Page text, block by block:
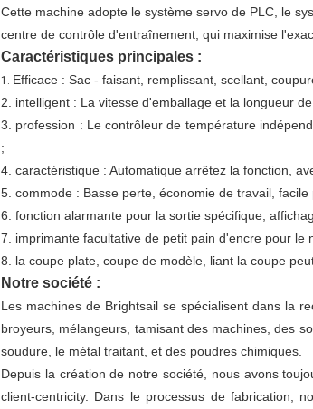
Cette machine adopte le système servo de PLC, le
centre de contrôle d'entraînement, qui maximise
Caractéristiques principales :
1. Efficace : Sac - faisant, remplissant, scellant,
2. intelligent : La vitesse d'emballage et la longueur
3. profession : Le contrôleur de température
;
4. caractéristique : Automatique arrêtez la fonction,
5. commode : Basse perte, économie de travail,
6. fonction alarmante pour la sortie spécifique,
7. imprimante facultative de petit pain d'encre pour le
8. la coupe plate, coupe de modèle, liant la coupe
Notre société :
Les machines de Brightsail se spécialisent dans la
broyeurs, mélangeurs, tamisant des machines, des
soudure, le métal traitant, et des poudres chimiques.
Depuis la création de notre société, nous avons
client-centricity. Dans le processus de fabrication,